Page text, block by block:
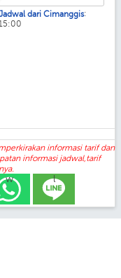
dari Cimanggis:
informasi tarif dan
informasi jadwal,tarif
w l